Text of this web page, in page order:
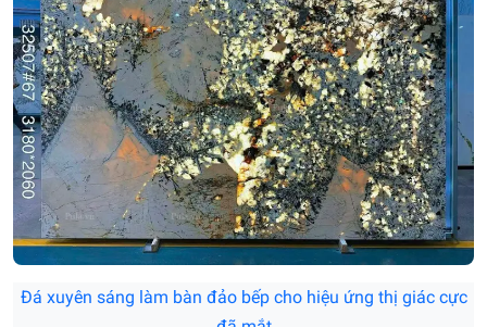
Đá xuyên sáng làm bàn đảo bếp cho hiệu ứng thị giác cực